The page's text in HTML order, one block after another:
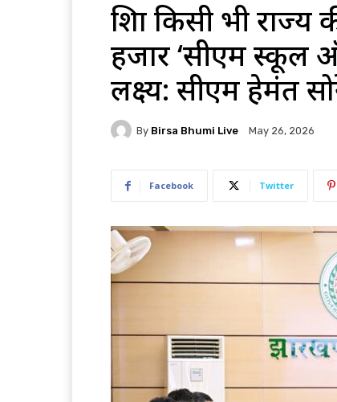
शिक्षा किसी भी
हजार ‘सीएम स्कूल
लक्ष्य: सीएम हेमंत
By Birsa Bhumi Live May 26, 2026
Facebook Twitter